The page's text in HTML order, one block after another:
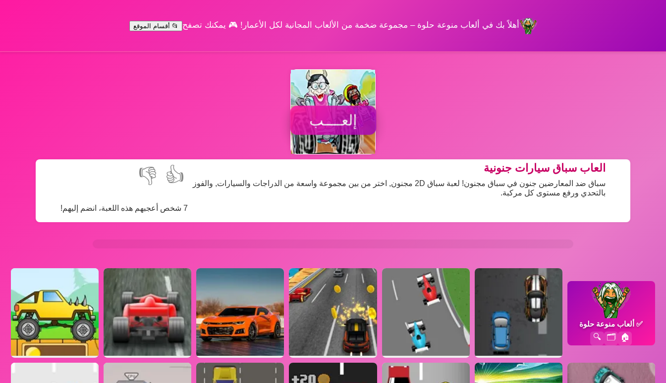
أهلاً بك في ألعاب منوعة حلوة – مجموعة ضخمة من الألعاب المجانية لكل الأعمار! 🎮 يمكنك تصفح 📂 أقسام الموقع
إلعــــب
👍
👎
7 شخص أعجبهم هذه اللعبة، انضم إليهم!
العاب سباق سيارات جنونية
سباق ضد المعارضين جنون في سباق مجنون! لعبة سباق 2D مجنون, اختر من بين مجموعة واسعة من الدراجات والسيارات, والفوز
بالتحدي ورفع مستوى كل مركبة.
✅ألعاب منوعة حلوة
🏠
🗂️
🔍